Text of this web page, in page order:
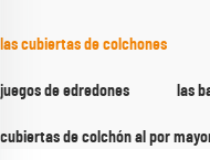
las cubiertas de colchones
juegos de edredones las
cubiertas de colchón al por